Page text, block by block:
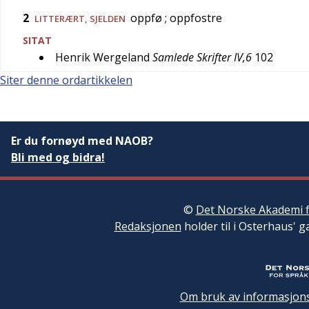
2 LITTERÆRT SJELDEN oppfø ; oppfostre
SITAT
Henrik Wergeland Samlede Skrifter IV,6 102
Siter denne ordartikkelen
Er du fornøyd med NAOB?
Bli med og bidra!
© Det Norske
Redaksjonen holder til i Osterhaus'
Om bruk av